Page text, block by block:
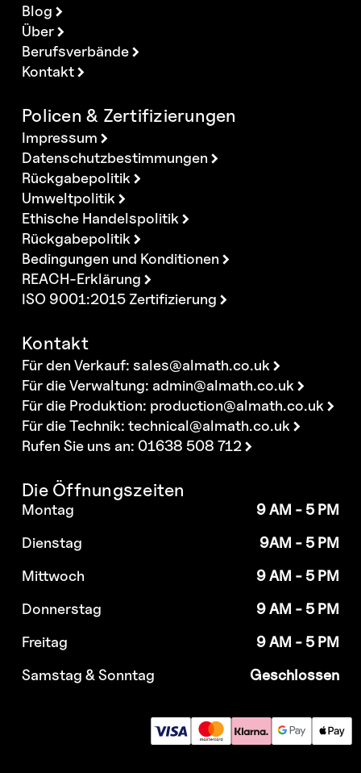
Blog
Über
Berufsverbände
Kontakt
Policen & Zertifizierungen
Impressum
Datenschutzbestimmungen
Rückgabepolitik
Umweltpolitik
Ethische Handelspolitik
Rückgabepolitik
Bedingungen und Konditionen
REACH-Erklärung
ISO 9001:2015 Zertifizierung
Kontakt
Für den Verkauf:sales@almath.co.uk
Für die Verwaltung: admin@almath.co.uk
Für die Produktion: production@almath.co.uk
Für die Technik:technical@almath.co.uk
Rufen Sie uns an: 01638 508 712
Die Öffnungszeiten
Montag
9 AM - 5 PM
Dienstag
9AM - 5 PM
Mittwoch
9 AM - 5 PM
Donnerstag
9 AM - 5 PM
Freitag
9 AM - 5 PM
Samstag & Sonntag
Geschlossen